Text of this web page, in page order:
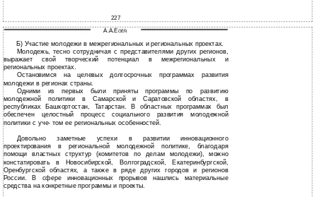
227
Ã.À.ËÓÊÑ
Б) Участие молодежи в межрегиональных и региональных проектах.
Молодежь, тесно сотрудничая с представителями других регионов,
выражает свой творческий потенциал в межрегиональных и
региональных проектах.
Остановимся на целевых долгосрочных программах развития
молодежи в регионах страны.
Одними из первых были приняты программы по развитию
молодежной политики в Самарской и Саратовской областях, в
республиках Башкортостан, Татарстан. В областных программах был
обеспечен целостный процесс социального развития молодежной
политики с уче- том ее региональных особенностей.
Довольно заметные успехи в развитии инновационного
проектирования в региональной молодежной политике, благодаря
помощи властных структур (комитетов по делам молодежи), можно
констатировать в Новосибирской, Волгоградской, Екатеринбургской,
Оренбургской областях, а также в ряде других городов и регионов
России. В сфере инновационных прорывов нашлись материальные
средства на конкретные программы и проекты.